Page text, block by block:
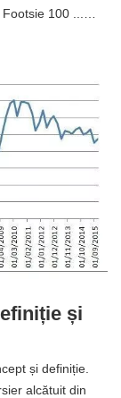
100 ...…
și
și definiție.
alcătuit din